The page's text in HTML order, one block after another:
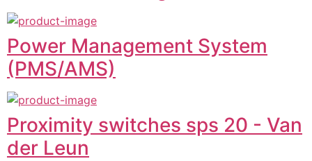
Power Management System
(PMS/AMS)
Proximity switches sps 20 - Van
der Leun